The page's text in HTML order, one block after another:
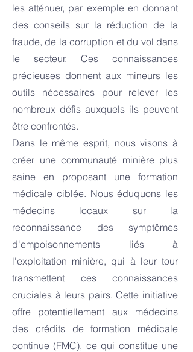
les atténuer, par exemple en donnant
des conseils sur la réduction de la
fraude, de la corruption et du vol dans
le secteur. Ces connaissances
précieuses donnent aux mineurs les
outils nécessaires pour relever les
nombreux défis auxquels ils peuvent
être confrontés.
Dans le même esprit, nous visons à
créer une communauté minière plus
saine en proposant une formation
médicale ciblée. Nous éduquons les
médecins locaux sur la
reconnaissance des symptômes
d'empoisonnements liés à
l'exploitation minière, qui à leur tour
transmettent ces connaissances
cruciales à leurs pairs. Cette initiative
offre potentiellement aux médecins
des crédits de formation médicale
continue (FMC), ce qui constitue une